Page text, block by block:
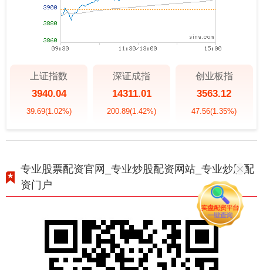
上证指数
3940.04
39.69(1.02%)
深证成指
14311.01
200.89(1.42%)
创业板指
3563.12
47.56(1.35%)
专业股票配资官网_专业炒股配资网站_专业炒股配
资门户